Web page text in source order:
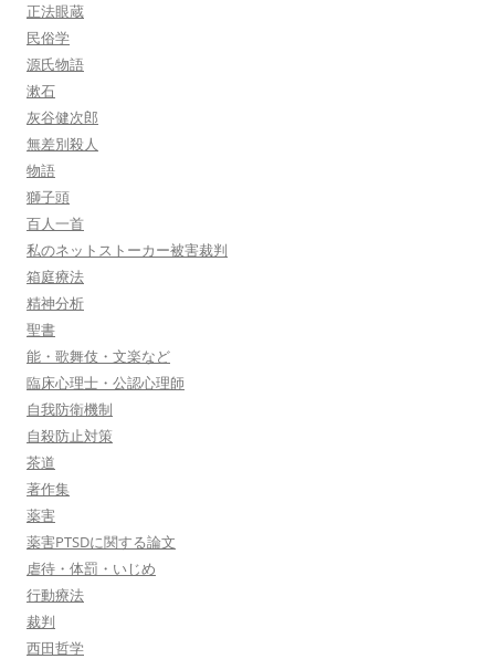
正法眼蔵
民俗学
源氏物語
漱石
灰谷健次郎
無差別殺人
物語
獅子頭
百人一首
私のネットストーカー被害裁判
箱庭療法
精神分析
聖書
能・歌舞伎・文楽など
臨床心理士・公認心理師
自我防衛機制
自殺防止対策
茶道
著作集
薬害
薬害PTSDに関する論文
虐待・体罰・いじめ
行動療法
裁判
西田哲学